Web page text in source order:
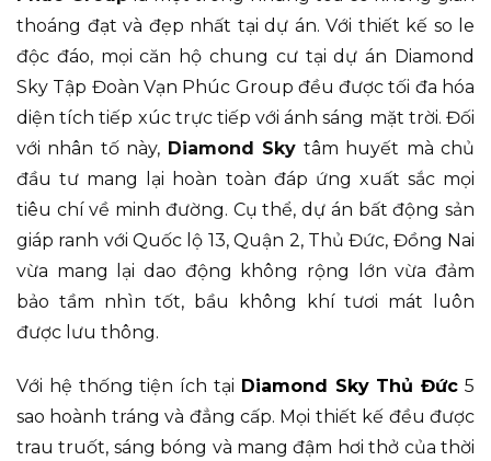
thoáng đạt và đẹp nhất tại dự án. Với thiết kế so le
độc đáo, mọi căn hộ chung cư tại dự án Diamond
Sky Tập Đoàn Vạn Phúc Group đều được tối đa hóa
diện tích tiếp xúc trực tiếp với ánh sáng mặt trời. Đối
với nhân tố này, Diamond Sky tâm huyết mà chủ
đầu tư mang lại hoàn toàn đáp ứng xuất sắc mọi
tiêu chí về minh đường. Cụ thể, dự án bất động sản
giáp ranh với Quốc lộ 13, Quận 2, Thủ Đức, Đồng Nai
vừa mang lại dao động không rộng lớn vừa đảm
bảo tầm nhìn tốt, bầu không khí tươi mát luôn
được lưu thông.
Với hệ thống tiện ích tại Diamond Sky Thủ Đức 5
sao hoành tráng và đẳng cấp. Mọi thiết kế đều được
trau truốt, sáng bóng và mang đậm hơi thở của thời